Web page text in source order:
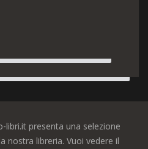
libri.it presenta una selezione
nostra libreria. Vuoi vedere il